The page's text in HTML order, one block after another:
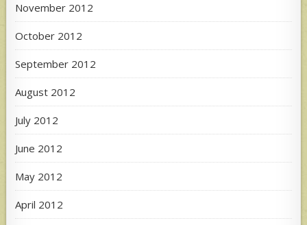
November 2012
October 2012
September 2012
August 2012
July 2012
June 2012
May 2012
April 2012